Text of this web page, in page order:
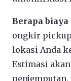
Berapa
ongkir
lokasi Anda
Estimasi
penjemputan,